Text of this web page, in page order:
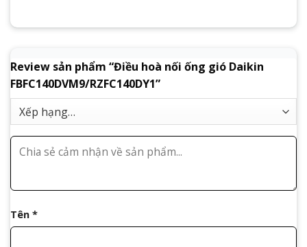
Review sản phẩm “Điều hoà nối ống gió Daikin
FBFC140DVM9/RZFC140DY1”
Tên *